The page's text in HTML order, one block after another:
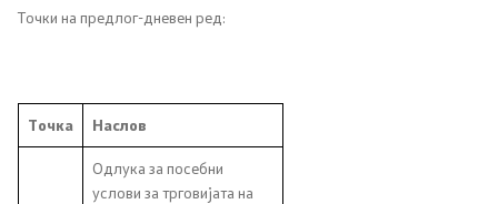
Претседател на Владата
Заменици на Претседателот на Владата
Состав на Владата
Точки на предлог-дневен ред:
Точка Наслов
Одлука за посебни
услови за трговијата на